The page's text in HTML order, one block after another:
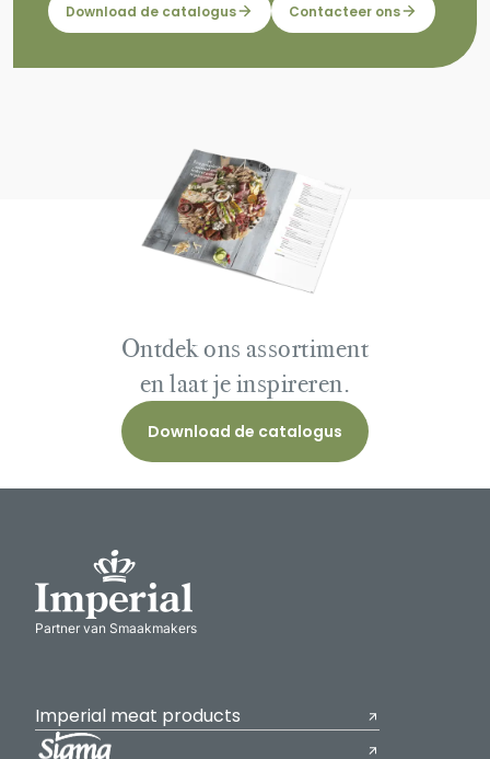
Download de catalogus Contacteer ons
Ontdek ons assortiment
en laat je inspireren.
Download de catalogus
Partner van Smaakmakers
Imperial meat products